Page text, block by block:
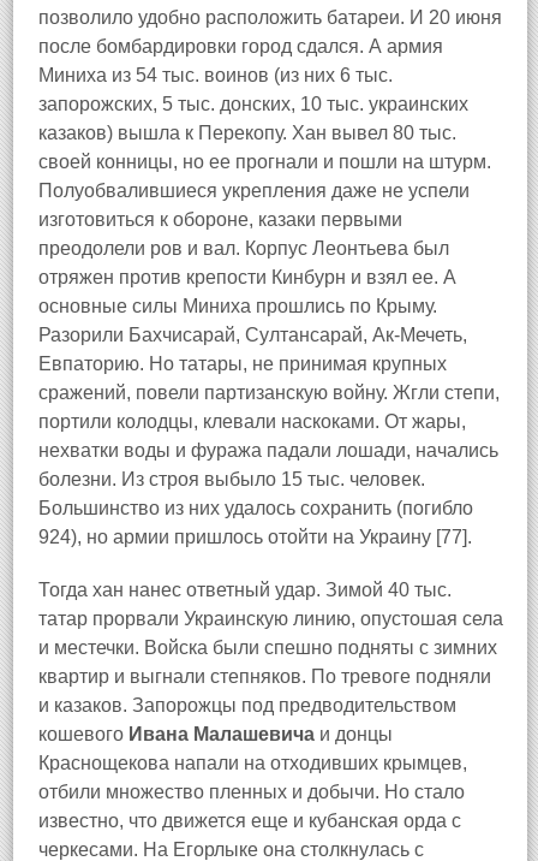
позволило удобно расположить батареи. И 20 июня
после бомбардировки город сдался. А армия
Миниха из 54 тыс. воинов (из них 6 тыс.
запорожских, 5 тыс. донских, 10 тыс. украинских
казаков) вышла к Перекопу. Хан вывел 80 тыс.
своей конницы, но ее прогнали и пошли на штурм.
Полуобвалившиеся укрепления даже не успели
изготовиться к обороне, казаки первыми
преодолели ров и вал. Корпус Леонтьева был
отряжен против крепости Кинбурн и взял ее. А
основные силы Миниха прошлись по Крыму.
Разорили Бахчисарай, Султансарай, Ак-Мечеть,
Евпаторию. Но татары, не принимая крупных
сражений, повели партизанскую войну. Жгли степи,
портили колодцы, клевали наскоками. От жары,
нехватки воды и фуража падали лошади, начались
болезни. Из строя выбыло 15 тыс. человек.
Большинство из них удалось сохранить (погибло
924), но армии пришлось отойти на Украину [77].
Тогда хан нанес ответный удар. Зимой 40 тыс.
татар прорвали Украинскую линию, опустошая села
и местечки. Войска были спешно подняты с зимних
квартир и выгнали степняков. По тревоге подняли
и казаков. Запорожцы под предводительством
кошевого Ивана Малашевича и донцы
Краснощекова напали на отходивших крымцев,
отбили множество пленных и добычи. Но стало
известно, что движется еще и кубанская орда с
черкесами. На Егорлыке она столкнулась с